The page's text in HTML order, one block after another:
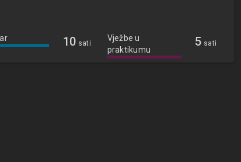
10 sati
Vježbe u
praktikumu
5 sati